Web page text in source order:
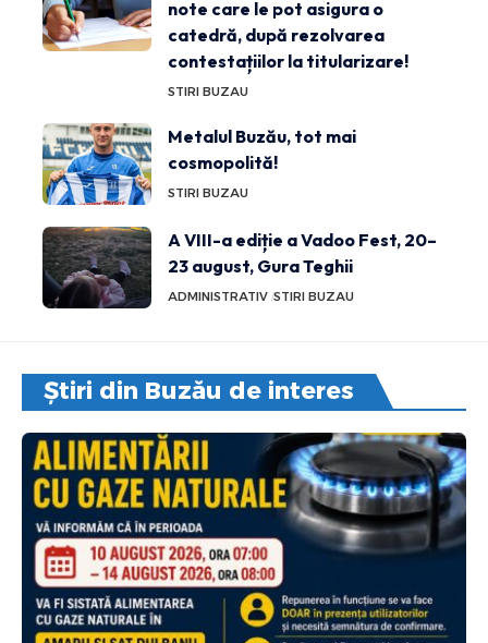
note care le pot asigura o
catedră, după rezolvarea
contestațiilor la titularizare!
STIRI BUZAU
Metalul Buzău, tot mai
cosmopolită!
STIRI BUZAU
A VIII-a ediție a Vadoo Fest, 20–
23 august, Gura Teghii
ADMINISTRATIV STIRI BUZAU
Știri din Buzău de interes